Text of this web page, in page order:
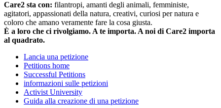
Care2 sta con: filantropi, amanti degli animali, femministe,
agitatori, appassionati della natura, creativi, curiosi per natura e
coloro che amano veramente fare la cosa giusta.
È a loro che ci rivolgiamo. A te importa. A noi di Care2 importa
al quadrato.
Lancia una petizione
Petitions home
Successful Petitions
informazioni sulle petizioni
Activist University
Guida alla creazione di una petizione